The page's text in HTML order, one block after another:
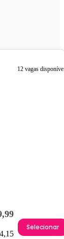
12 vagas
Selecionar